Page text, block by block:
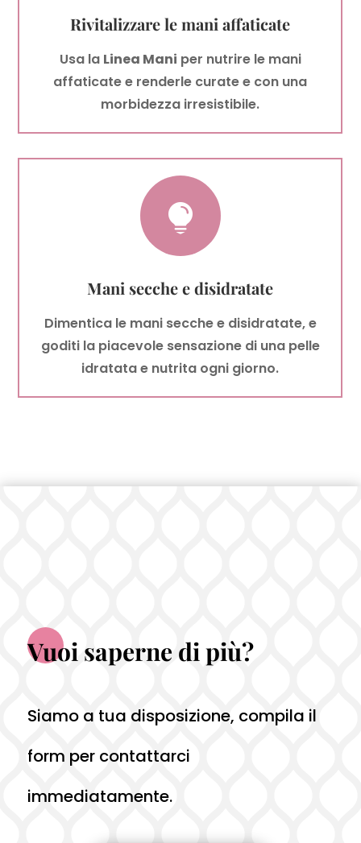
Rivitalizzare le mani affaticate
Usa la Linea Mani per nutrire le mani
affaticate e renderle curate e con una
morbidezza irresistibile.

Mani secche e disidratate
Dimentica le mani secche e disidratate, e
goditi la piacevole sensazione di una pelle
idratata e nutrita ogni giorno.
Vuoi saperne di più?
Siamo a tua disposizione, compila il
form per contattarci
immediatamente.